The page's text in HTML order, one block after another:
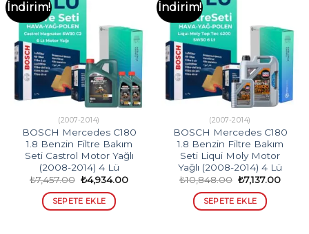
İndirim!
(2007-2014)
BOSCH Mercedes C180
1.8 Benzin Filtre Bakım
Seti Castrol Motor Yağlı
(2008-2014) 4 Lü
₺7,457.00 Orijinal
fiyat:
₺7,457.00.
₺4,934.00Şu
SEPETE EKLE
İndirim!
(2007-2014)
BOSCH Mercedes C180
1.8 Benzin Filtre Bakım
Seti Liqui Moly Motor
Yağlı (2008-2014) 4 Lü
₺10,848.00 Orijinal
fiyat:
₺10,848.00.
₺7,137.00Şu
SEPETE EKLE